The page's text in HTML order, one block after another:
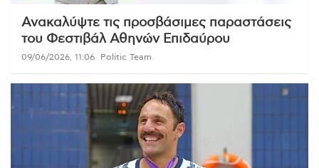
Ανακαλύψτε τις προσβάσιμες παραστάσεις
του Φεστιβάλ Αθηνών Επιδαύρου
09/06/2026, 11:06 Politic Team